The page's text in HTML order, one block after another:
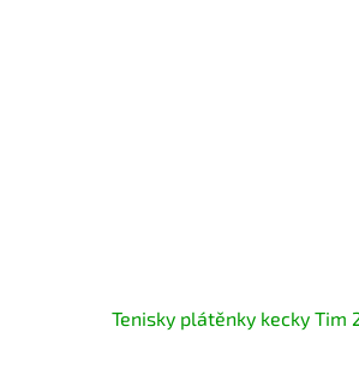
Tenisky plátěnky kecky Tim